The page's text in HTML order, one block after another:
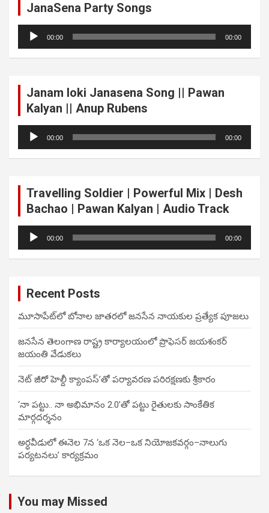
JanaSena Party Songs
Audio
Player
00:00 00:00
Janam loki Janasena Song || Pawan
Kalyan || Anup Rubens
Audio
Player
00:00 00:00
Travelling Soldier | Powerful Mix | Desh
Bachao | Pawan Kalyan | Audio Track
Audio
Player
00:00 00:00
Recent Posts
మూసాపేట్‌లో బోనాల జాతరలో జనసేన నాయకుల ప్రత్యేక పూజలు
జనసేన తెలంగాణ రాష్ట్ర కార్యాలయంలో ప్రొఫెసర్ జయశంకర్
జయంతి వేడుకలు
నెట్ జీరో హెల్దీ క్యాంపస్’తో పర్యావరణ పరిరక్షణకు శ్రీకారం
‘నా పట్టు.. నా అభిమానం 2.0’తో పట్టు రైతులకు సాంకేతిక
మార్గదర్శనం
అర్ధవీడులో ఈనెల 7న ‘ఒక నెల–ఒక నియోజకవర్గం–నాలుగు
పర్యటనలు’ కార్యక్రమం
You may Missed